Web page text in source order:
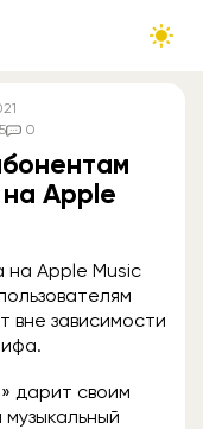
0
Apple
на Apple Music
вне зависимости
дарит своим